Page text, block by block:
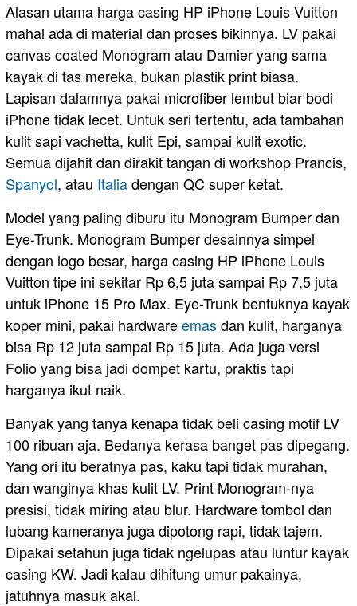
Alasan utama harga casing HP iPhone Louis Vuitton
mahal ada di material dan proses bikinnya. LV pakai
canvas coated Monogram atau Damier yang sama
kayak di tas mereka, bukan plastik print biasa.
Lapisan dalamnya pakai microfiber lembut biar bodi
iPhone tidak lecet. Untuk seri tertentu, ada tambahan
kulit sapi vachetta, kulit Epi, sampai kulit exotic.
Semua dijahit dan dirakit tangan di workshop Prancis,
Spanyol, atau Italiadengan QC super ketat.
Model yang paling diburu itu Monogram Bumper dan
Eye-Trunk. Monogram Bumper desainnya simpel
dengan logo besar, harga casing HP iPhone Louis
Vuitton tipe ini sekitar Rp 6,5 juta sampai Rp 7,5 juta
untuk iPhone 15 Pro Max. Eye-Trunk bentuknya kayak
koper mini, pakai hardwareemasdan kulit, harganya
bisa Rp 12 juta sampai Rp 15 juta. Ada juga versi
Folio yang bisa jadi dompet kartu, praktis tapi
harganya ikut naik.
Banyak yang tanya kenapa tidak beli casing motif LV
100 ribuan aja. Bedanya kerasa banget pas dipegang.
Yang ori itu beratnya pas, kaku tapi tidak murahan,
dan wanginya khas kulit LV. Print Monogram-nya
presisi, tidak miring atau blur. Hardware tombol dan
lubang kameranya juga dipotong rapi, tidak tajem.
Dipakai setahun juga tidak ngelupas atau luntur kayak
casing KW. Jadi kalau dihitung umur pakainya,
jatuhnya masuk akal.